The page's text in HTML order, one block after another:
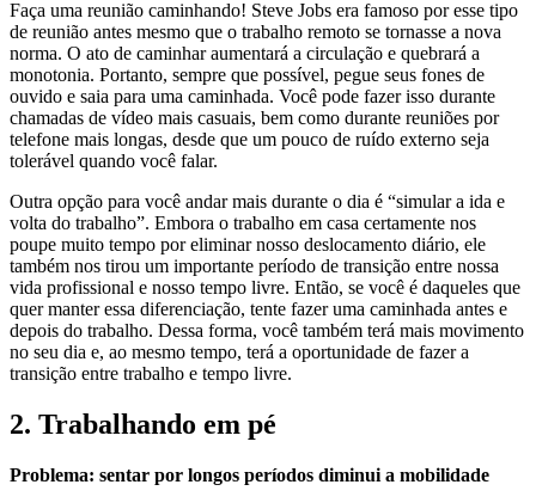
Faça uma reunião caminhando! Steve Jobs era famoso por esse tipo
de reunião antes mesmo que o trabalho remoto se tornasse a nova
norma. O ato de caminhar aumentará a circulação e quebrará a
monotonia. Portanto, sempre que possível, pegue seus fones de
ouvido e saia para uma caminhada. Você pode fazer isso durante
chamadas de vídeo mais casuais, bem como durante reuniões por
telefone mais longas, desde que um pouco de ruído externo seja
tolerável quando você falar.
Outra opção para você andar mais durante o dia é “simular a ida e
volta do trabalho”. Embora o trabalho em casa certamente nos
poupe muito tempo por eliminar nosso deslocamento diário, ele
também nos tirou um importante período de transição entre nossa
vida profissional e nosso tempo livre. Então, se você é daqueles que
quer manter essa diferenciação, tente fazer uma caminhada antes e
depois do trabalho. Dessa forma, você também terá mais movimento
no seu dia e, ao mesmo tempo, terá a oportunidade de fazer a
transição entre trabalho e tempo livre.
2. Trabalhando em pé
Problema: sentar por longos períodos diminui a mobilidade